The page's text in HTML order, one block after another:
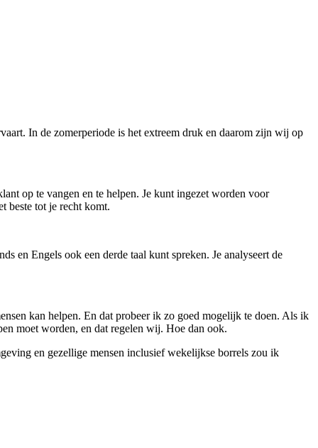
In de zomerperiode is het extreem druk en daarom zijn wij op
op te vangen en te helpen. Je kunt ingezet worden voor
beste tot je recht komt.
en Engels ook een derde taal kunt spreken. Je analyseert de
kan helpen. En dat probeer ik zo goed mogelijk te doen. Als ik
moet worden, en dat regelen wij. Hoe dan ook.
en gezellige mensen inclusief wekelijkse borrels zou ik